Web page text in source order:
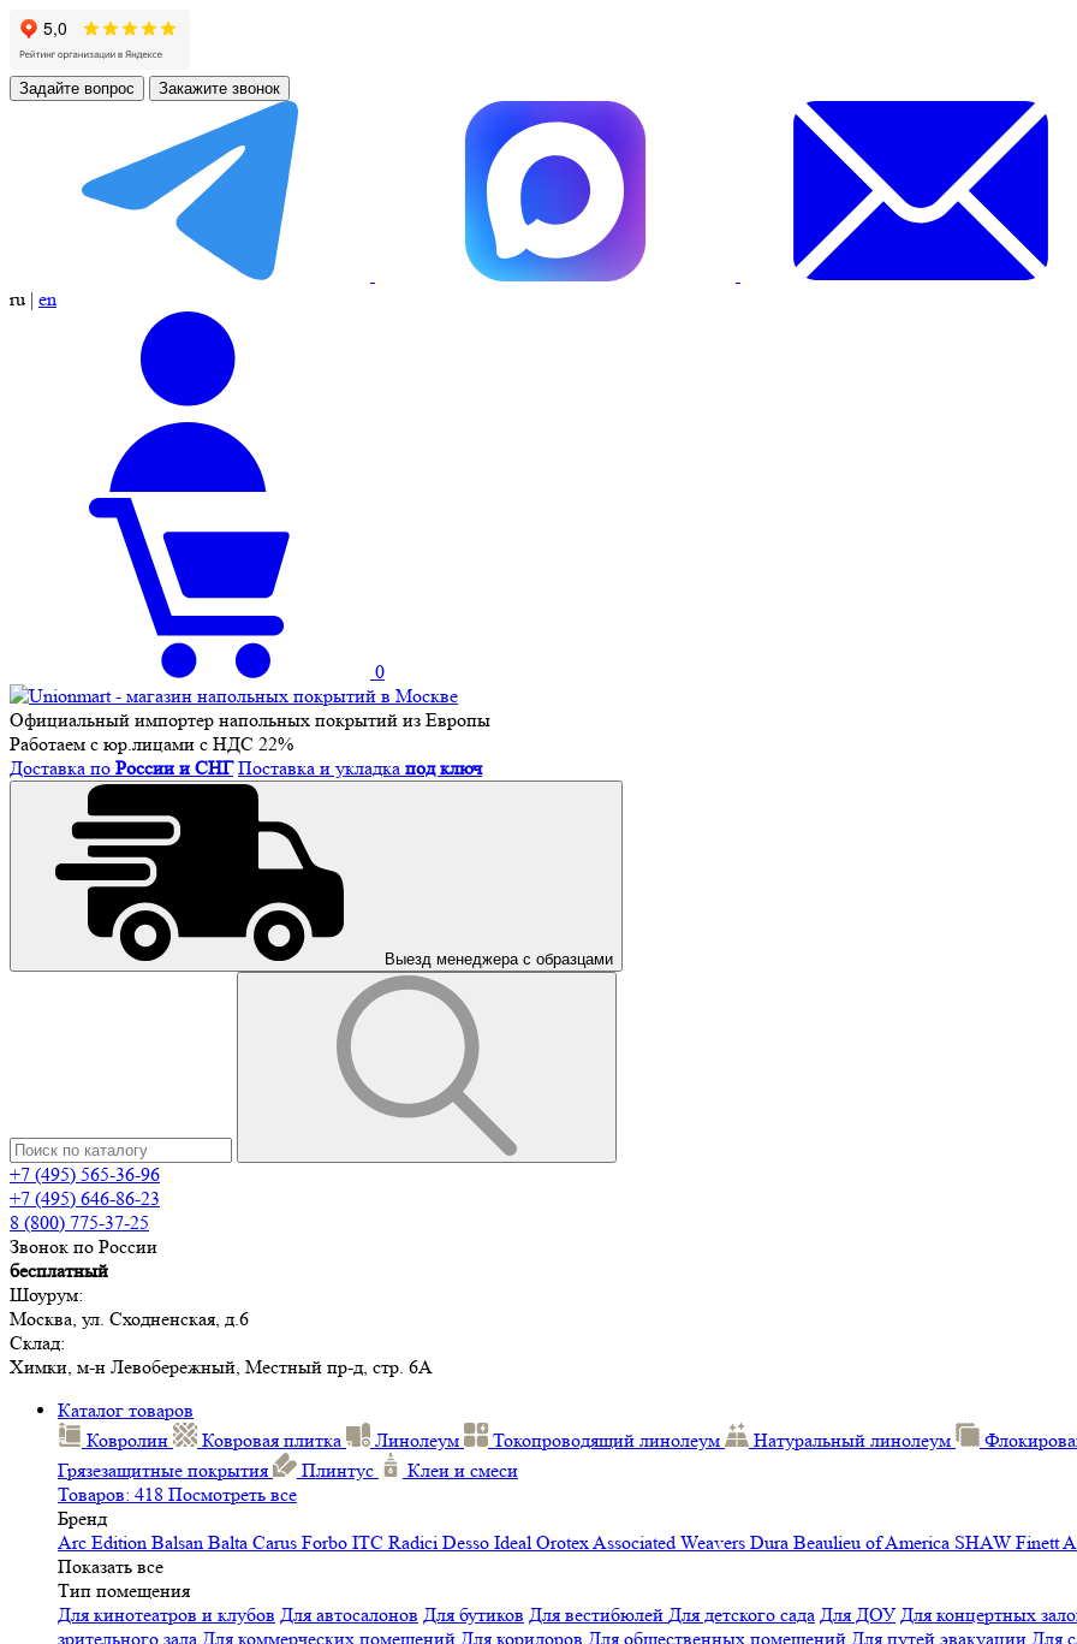
Задайте вопрос Закажите звонок
ru | en
0
Официальный импортер напольных покрытий из Европы
Работаем с юр.лицами с НДС 22%
Доставка по России и СНГ Поставка и укладка под ключ
Выезд менеджера с образцами
+7 (495) 565-36-96
+7 (495) 646-86-23
8 (800) 775-37-25
Звонок по России
бесплатный
Шоурум:
Москва, ул. Сходненская, д.6
Склад:
Химки, м-н Левобережный, Местный пр-д, стр. 6А
Каталог товаров
Ковролин
Ковровая плитка Линолеум Токопроводящий линолеум Натуральный линолеум
Грязезащитные покрытия
Плинтус
Клеи и смеси
Товаров: 418 Посмотреть все
Бренд
Arc Edition Balsan Balta Carus Forbo ITC Radici Desso Ideal OrotexAssociated Weavers Dura Beaulieu of America SHAW Finett
Показать все
Тип помещения
Для кинотеатров и клубов Для автосалонов Для бутиков Для вестибюлей Для детского сада Для ДОУ Для концертных
зрительного зала Для коммерческих помещений Для коридоров Для общественных помещений Для путей эвакуации Для